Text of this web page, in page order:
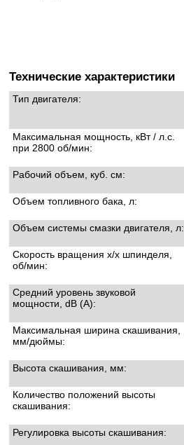
Технические характеристики
Тип двигателя:
Максимальная мощность, кВт / л.с.
при 2800 об/мин:
Рабочий объем, куб. см:
Объем топливного бака, л:
Объем системы смазки двигателя, л:
Скорость вращения х/х шпинделя,
об/мин:
Средний уровень звуковой
мощности, dB (A):
Максимальная ширина скашивания,
мм/дюймы:
Высота скашивания, мм:
Количество положений высоты
скашивания:
Регулировка высоты скашивания: